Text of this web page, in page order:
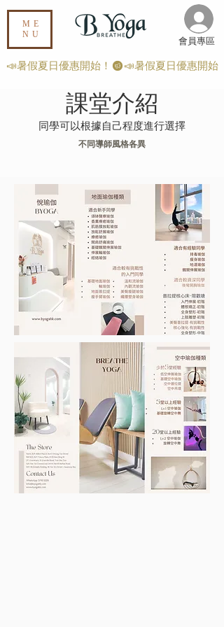
ME
NU
​會員專區
📣暑假夏日優惠開始！
課堂介紹
同學可以根據自己程度進行選擇
​不同導師風格各異